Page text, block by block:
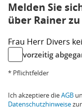
Melden Sie
über Rainer
Frau Herr Divers
vorzeitig
* Pflichtfelder
Ich akzeptiere dieAGB
Datenschutzhinweise